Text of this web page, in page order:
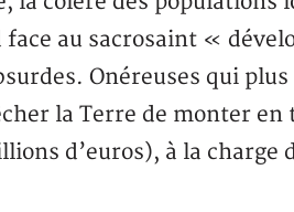
face au sacrosaint «
Onéreuses qui
la Terre de monter
d’euros), à la charge